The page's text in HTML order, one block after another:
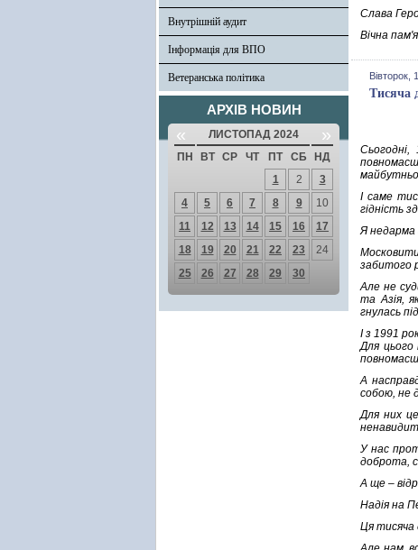
Внутрішній аудит
Інформація для ВПО
Ветеранська політика
АРХІВ НОВИН
« ЛИСТОПАД 2024 »
ПН ВТ СР ЧТ ПТ СБ
НД
1
2
3
4
5 6 7 8 9
10
11
12 13 14 15 16
17
18
19 20 21 22 23
24
25
26 27 28 29 30
Слава
Вічна
Вівторок,
Тисяча
Сьогодні,
І саме
гідність
Я недарма
забитого
Але не
та Азія,
гнулась
І з 1991
Для цього
А
собою, не
Для них
У нас
доброта,
А ще –
Надія на
Ця тисяча